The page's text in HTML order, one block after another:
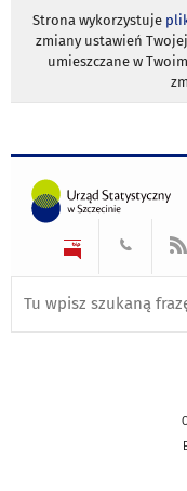
Strona wykorzystuje
zmiany ustawień
umieszczane w